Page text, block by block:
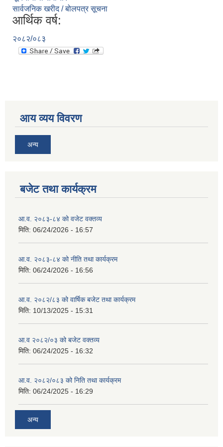
सार्वजनिक खरीद / बोलपत्र सूचना
आर्थिक वर्ष:
२०८२/०८३
आय व्यय विवरण
अन्य
बजेट तथा कार्यक्रम
आ.व. २०८३-८४ को वजेट वक्तव्य
मिति: 06/24/2026 - 16:57
आ.व. २०८३-८४ को नीति तथा कार्यक्रम
मिति: 06/24/2026 - 16:56
आ.व. २०८२/८३ को वार्षिक बजेट तथा कार्यक्रम
मिति: 10/13/2025 - 15:31
आ.व २०८२/०३ को बजेट वक्तव्य
मिति: 06/24/2025 - 16:32
आ.व. २०८२/०८३ को निति तथा कार्यक्रम
मिति: 06/24/2025 - 16:29
अन्य